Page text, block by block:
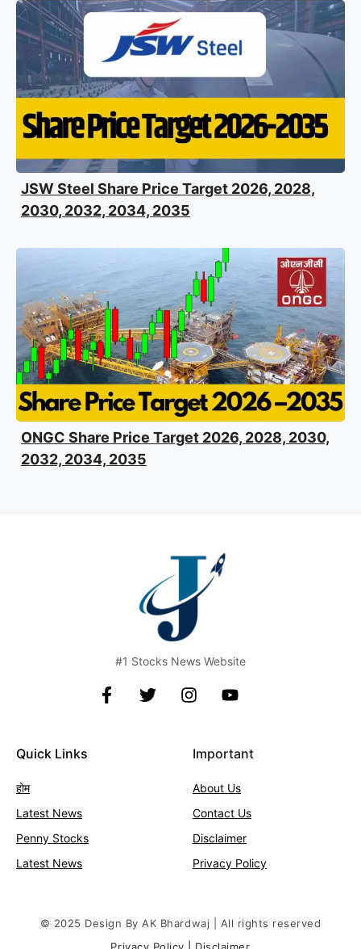
JSW Steel Share Price Target 2026, 2028,
2030, 2032, 2034, 2035
ONGC Share Price Target 2026, 2028, 2030,
2032, 2034, 2035
#1 Stocks News Website
Quick Links
होम
Latest News
Penny Stocks
Latest News
Important
About Us
Contact Us
Disclaimer
Privacy Policy
© 2025 Design By AK Bhardwaj | All rights reserved
Privacy Policy
Disclaimer